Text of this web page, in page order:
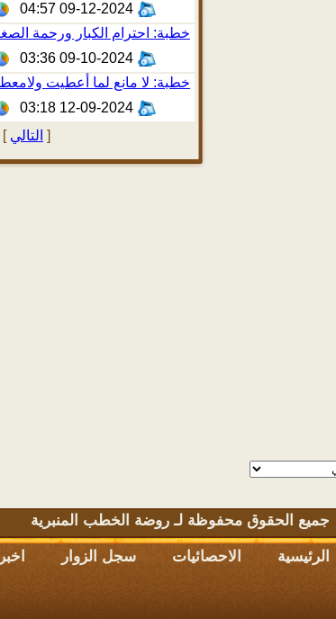
09-12-2024 04:57
خطبة: احترام الكبار ورحمة
09-10-2024 03:36
خطبة: لا مانع لما أعطيت
12-09-2024 03:18
[ التالي ]
جميع الحقوق محفوظة لـ روضة الخطب المنبرية
الرئيسية
الاحصائيات سجل الزوار